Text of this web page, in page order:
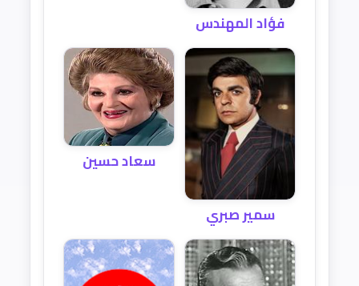
فؤاد المهندس
سمير صبري
سعاد حسين